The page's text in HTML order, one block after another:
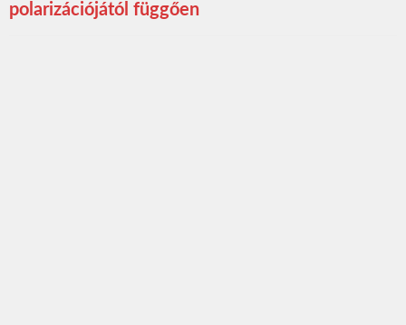
polarizációjától függően